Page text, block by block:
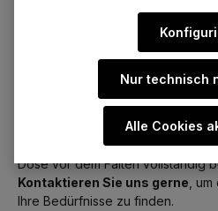
Für eine vollständige
Sonderproduktion möglich,
Falten bedruckt wird
Möchten Sie Ihre Dose
lassen? Kein Problem! Bei einer
Dose vor dem Falten vollständig
Kontaktieren Sie uns gerne ,
Ihre Bedürfnisse zu finden.
Nur technisch
Alle Cookies